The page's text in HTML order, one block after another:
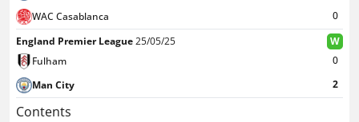
WAC Casablanca 0
England Premier League25/05/25
W
Fulham
0
Man City
2
Contents